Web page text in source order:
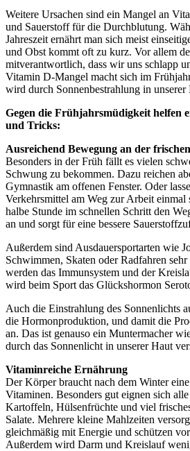
Weitere Ursachen sind ein Mangel an
und Sauerstoff für die Durchblutung.
Jahreszeit ernährt man sich meist
und Obst kommt oft zu kurz. Vor allem
mitverantwortlich, dass wir uns schlapp
Vitamin D-Mangel macht sich im
wird durch Sonnenbestrahlung in unserer
Gegen die Frühjahrsmüdigkeit helfen
und Tricks:
Ausreichend Bewegung an der
Besonders in der Früh fällt es vielen
Schwung zu bekommen. Dazu reichen
Gymnastik am offenen Fenster. Oder
Verkehrsmittel am Weg zur Arbeit einmal
halbe Stunde im schnellen Schritt den
an und sorgt für eine bessere
Außerdem sind Ausdauersportarten wie
Schwimmen, Skaten oder Radfahren
werden das Immunsystem und der
wird beim Sport das Glückshormon
Auch die Einstrahlung des Sonnenlichts
die Hormonproduktion, und damit die
an. Das ist genauso ein Muntermacher
durch das Sonnenlicht in unserer Haut
Vitaminreiche Ernährung
Der Körper braucht nach dem Winter
Vitaminen. Besonders gut eignen sich
Kartoffeln, Hülsenfrüchte und viel
Salate. Mehrere kleine Mahlzeiten
gleichmäßig mit Energie und schützen
Außerdem wird Darm und Kreislauf